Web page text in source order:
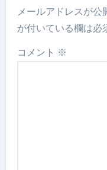
メールアドレスが公
が付いている欄は必
コメント ※